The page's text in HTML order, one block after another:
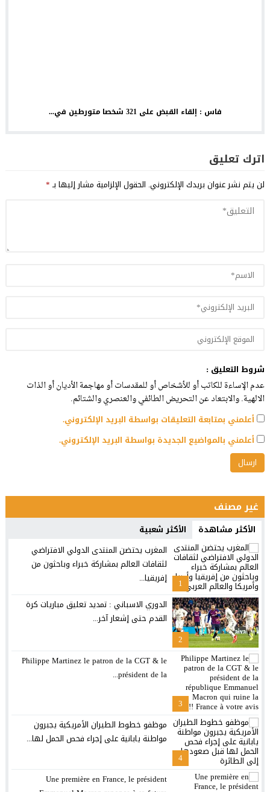
فاس : إلقاء القبض على 321 شخصا متورطين في...
اترك تعليق
لن يتم نشر عنوان بريدك الإلكتروني. الحقول الإلزامية مشار إليها بـ*
شروط التعليق :
عدم الإساءة للكاتب أو للأشخاص أو للمقدسات أو مهاجمة الأديان أو الذات
الالهية. والابتعاد عن التحريض الطائفي والعنصري والشتائم.
أعلمني بمتابعة التعليقات بواسطة البريد الإلكتروني.
أعلمني بالمواضيع الجديدة بواسطة البريد الإلكتروني.
غير مصنف
الأكثر مشاهدة الأكثر شعبية
1
المغرب يحتضن المنتدى الدولي الافتراضي
لثقافات العالم بمشاركة خبراء وباحثون من
إفريقيا...
2
الدوري الاسباني : تمديد تعليق مباريات كرة
القدم حتى إشعار آخر...
3
Philippe Martinez le patron de la CGT & le
président de la...
4
موظفو خطوط الطيران الأمريكية يجبرون
مواطنة يابانية على إجراء فحص الحمل لها...
Une première en France, le président